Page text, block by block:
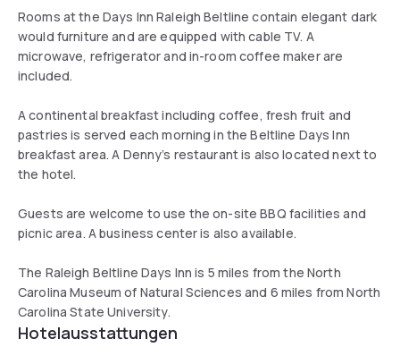
Rooms at the Days Inn Raleigh Beltline contain elegant dark
would furniture and are equipped with cable TV. A
microwave, refrigerator and in-room coffee maker are
included.
A continental breakfast including coffee, fresh fruit and
pastries is served each morning in the Beltline Days Inn
breakfast area. A Denny’s restaurant is also located next to
the hotel.
Guests are welcome to use the on-site BBQ facilities and
picnic area. A business center is also available.
The Raleigh Beltline Days Inn is 5 miles from the North
Carolina Museum of Natural Sciences and 6 miles from North
Carolina State University.
Hotelausstattungen